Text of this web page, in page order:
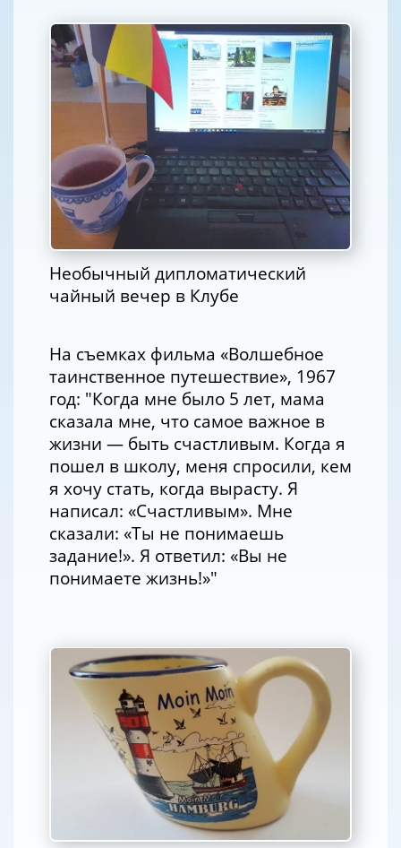
Необычный дипломатический
чайный вечер в Клубе
На съемках фильма «Волшебное
таинственное путешествие», 1967
год: "Когда мне было 5 лет, мама
сказала мне, что самое важное в
жизни — быть счастливым. Когда я
пошел в школу, меня спросили, кем
я хочу стать, когда вырасту. Я
написал: «Счастливым». Мне
сказали: «Ты не понимаешь
задание!». Я ответил: «Вы не
понимаете жизнь!»"